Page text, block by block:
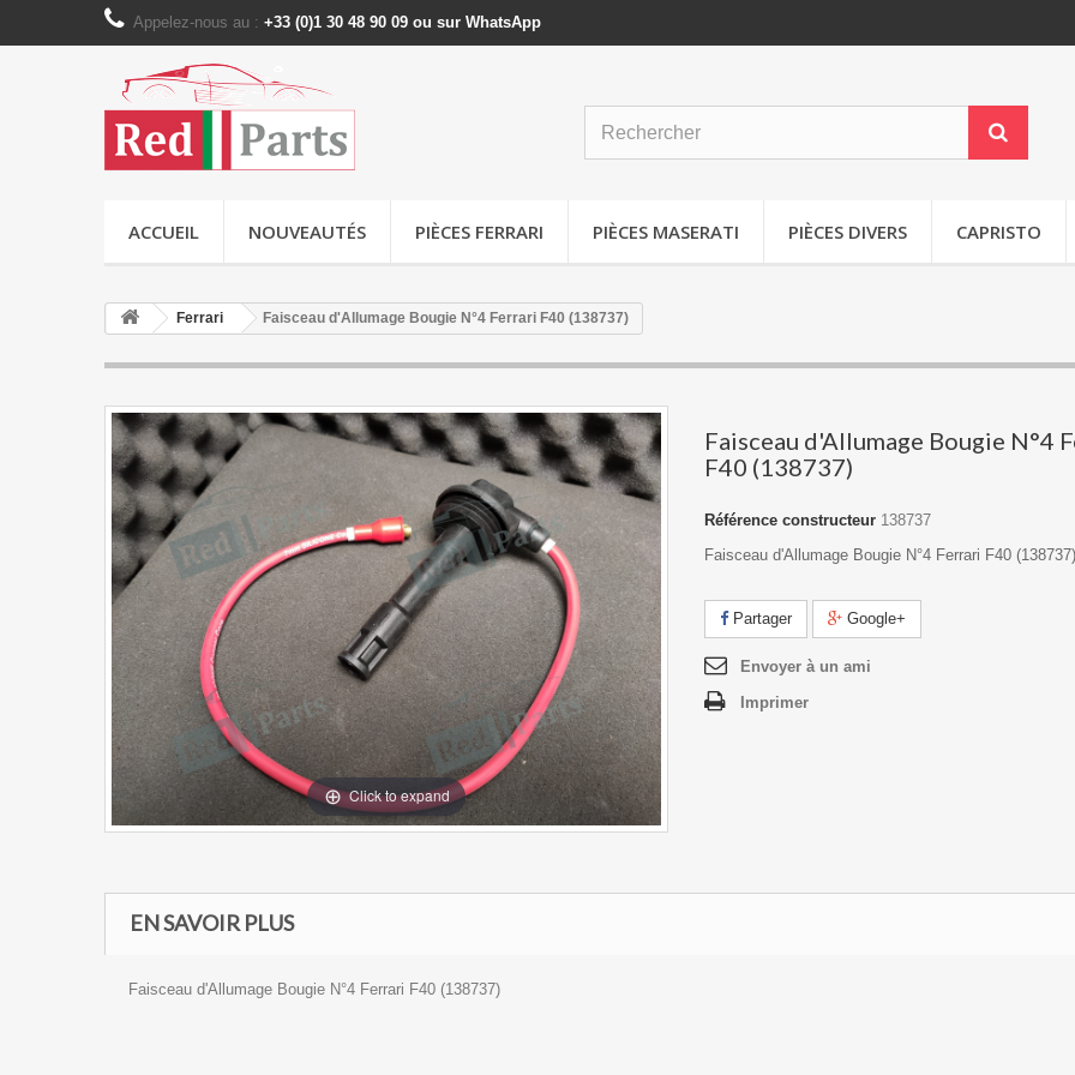
Appelez-nous au : +33 (0)1 30 48 90 09 ou sur WhatsApp
ACCUEIL NOUVEAUTÉS PIÈCES FERRARI PIÈCES MASERATI PIÈCES DIVERS CAPRISTO
Ferrari Faisceau d'Allumage Bougie N°4 Ferrari F40 (138737)
Click to expand
Faisceau d'Allumage Bougie N°4
F40 (138737)
Référence constructeur 138737
Faisceau d'Allumage Bougie N°4 Ferrari F40 (138737)
Partager Google+
Envoyer à un ami
Imprimer
EN SAVOIR PLUS
Faisceau d'Allumage Bougie N°4 Ferrari F40 (138737)